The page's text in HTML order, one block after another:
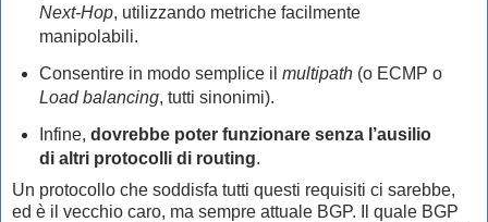
Next-Hop, utilizzando metriche facilmente
manipolabili.
Consentire in modo semplice il multipath (o ECMP o
Load balancing, tutti sinonimi).
Infine, dovrebbe poter funzionare senza l’ausilio
di altri protocolli di routing.
Un protocollo che soddisfa tutti questi requisiti ci sarebbe,
ed è il vecchio caro, ma sempre attuale BGP. Il quale BGP